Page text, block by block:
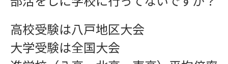
お問い合わせ
高校受験は八戸地区大会
大学受験は全国大会